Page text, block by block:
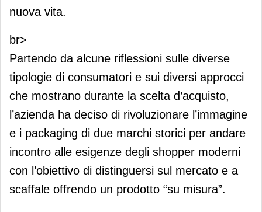
nuova vita.
br>
Partendo da alcune riflessioni sulle diverse
tipologie di consumatori e sui diversi approcci
che mostrano durante la scelta d’acquisto,
l’azienda ha deciso di rivoluzionare l’immagine
e i packaging di due marchi storici per andare
incontro alle esigenze degli shopper moderni
con l’obiettivo di distinguersi sul mercato e a
scaffale offrendo un prodotto “su misura”.